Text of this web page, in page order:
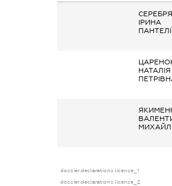
ІРИНА
НАТАЛІЯ
dossier.declarations.license_1
dossier.declarations.license_2